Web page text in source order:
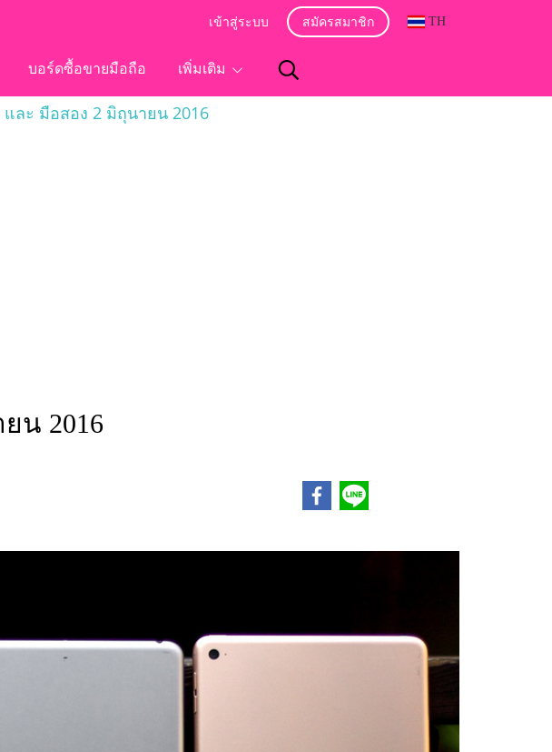
เข้าสู่ระบบ สมัครสมาชิก TH
บอร์ดซื้อขายมือถือ เพิ่มเติม
ละ มือสอง 2 มิถุนายน 2016
น 2016